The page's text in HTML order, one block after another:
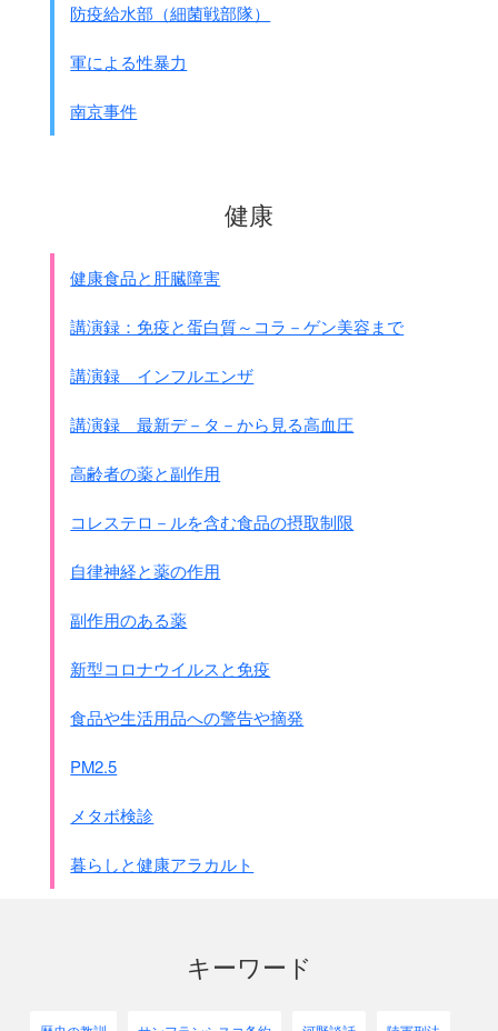
防疫給水部（細菌戦部隊）
軍による性暴力
南京事件
健康
健康食品と肝臓障害
講演録：免疫と蛋白質～コラ－ゲン美容まで
講演録 インフルエンザ
講演録 最新デ－タ－から見る高血圧
高齢者の薬と副作用
コレステロ－ルを含む食品の摂取制限
自律神経と薬の作用
副作用のある薬
新型コロナウイルスと免疫
食品や生活用品への警告や摘発
PM2.5
メタボ検診
暮らしと健康アラカルト
キーワード